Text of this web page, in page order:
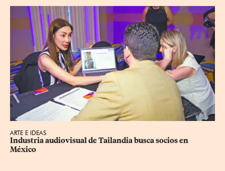
ARTE E IDEAS
Industria audiovisual de Tailandia busca socios en
México